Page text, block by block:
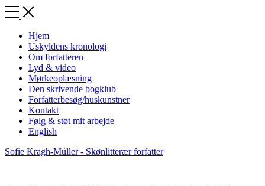
Toggle
Side
Hjem
Uskyldens kronologi
Om forfatteren
Lyd & video
Mørkeoplæsning
Den skrivende bogklub
Forfatterbesøg/huskunstner
Kontakt
Følg & støt mit arbejde
English
Sofie Kragh-Müller - Skønlitterær forfatter